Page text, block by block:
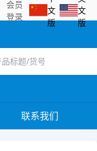
会员
登录
文
版
文
版
联系我们